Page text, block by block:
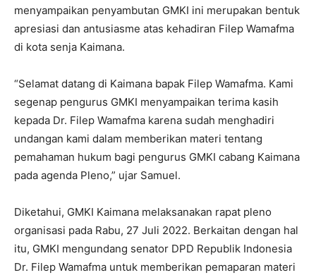
menyampaikan penyambutan GMKI ini merupakan bentuk
apresiasi dan antusiasme atas kehadiran Filep Wamafma
di kota senja Kaimana.
“Selamat datang di Kaimana bapak Filep Wamafma. Kami
segenap pengurus GMKI menyampaikan terima kasih
kepada Dr. Filep Wamafma karena sudah menghadiri
undangan kami dalam memberikan materi tentang
pemahaman hukum bagi pengurus GMKI cabang Kaimana
pada agenda Pleno,” ujar Samuel.
Diketahui, GMKI Kaimana melaksanakan rapat pleno
organisasi pada Rabu, 27 Juli 2022. Berkaitan dengan hal
itu, GMKI mengundang senator DPD Republik Indonesia
Dr. Filep Wamafma untuk memberikan pemaparan materi